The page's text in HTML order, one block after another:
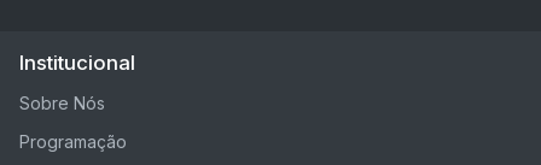
Institucional
Sobre Nós
Programação